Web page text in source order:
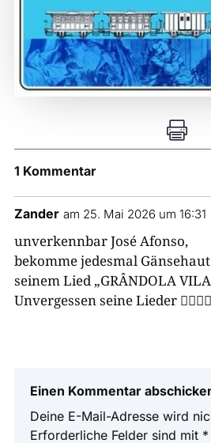

1 Kommentar
Zander am 25. Mai 2026 um 16:31
unverkennbar José Afonso,
bekomme jedesmal
seinem Lied „GRÂNDOLA
Unvergessen seine Lieder
Einen Kommentar
Deine E-Mail-Adresse wird
Erforderliche Felder sind mit *